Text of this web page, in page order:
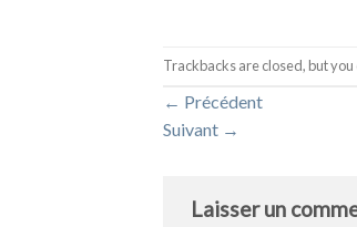
Trackbacks are closed, but you
← Précédent
Suivant →
Laisser un